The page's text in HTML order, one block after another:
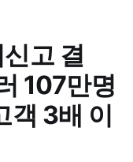
고 결
107만명
객 3배 이